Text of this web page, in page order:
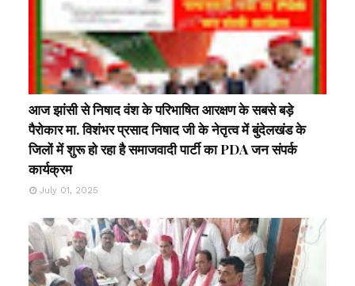
आज झांसी से निषाद वंश के परिभाषित आरक्षण के सबसे बड़े
पैरोकार मा. विशंभर प्रसाद निषाद जी के नेतृत्व में बुंदेलखंड के
जिलों में शुरू हो रहा है समाजवादी पार्टी का PDA जन संपर्क
कार्यक्रम
July 01, 2025